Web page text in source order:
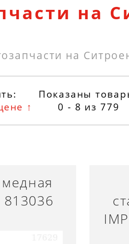
на
на
↑
Показаны
0 - 8 из 779
813036